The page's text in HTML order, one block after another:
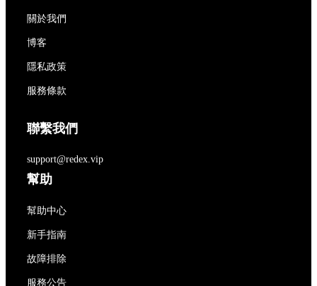
關於我們
博客
隱私政策
服務條款
聯繫我們
support@redex.vip
幫助
幫助中心
新手指南
故障排除
服務公告